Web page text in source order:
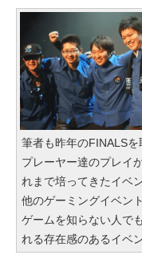
筆者も昨年のFINALS
プレーヤー達のプレイ
れまで培ってきたイベ
他のゲーミングイベン
ゲームを知らない人で
れる存在感のあるイベ